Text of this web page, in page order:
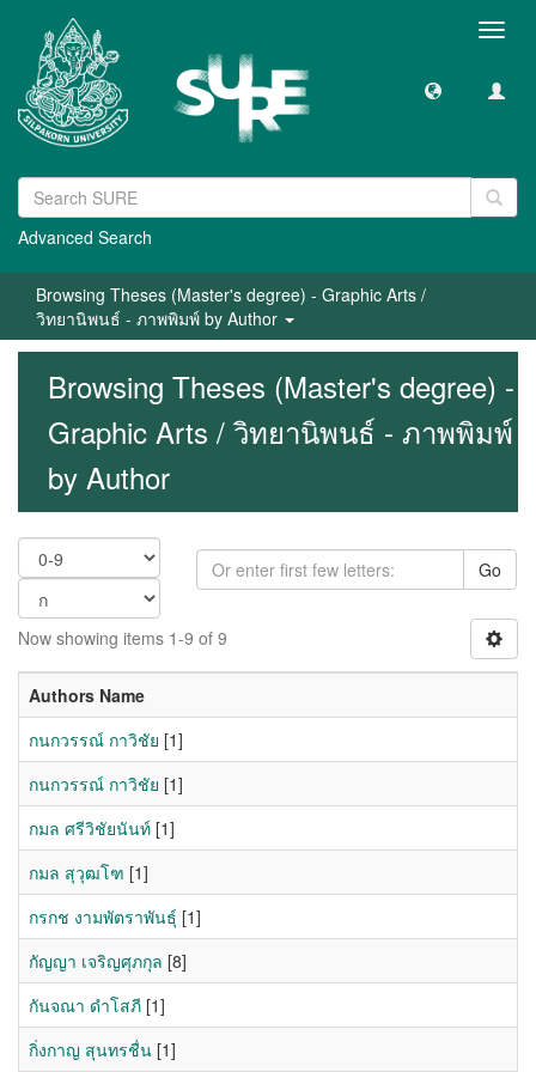
Advanced Search
Browsing Theses (Master's degree) - Graphic Arts /
วิทยานิพนธ์ - ภาพพิมพ์ by Author
Browsing Theses (Master's degree) -
Graphic Arts / วิทยานิพนธ์ - ภาพพิมพ์
by Author
Go
Now showing items 1-9 of 9
Authors Name
กนกวรรณ์ กาวิชัย [1]
กนกวรรณ์ กาวิชัย [1]
กมล ศรีวิชัยนันท์ [1]
กมล สุวุฒโฑ [1]
กรกช งามพัตราพันธุ์ [1]
กัญญา เจริญศุภกุล [8]
กันจณา ดำโสภี [1]
กิ่งกาญ สุนทรชื่น [1]